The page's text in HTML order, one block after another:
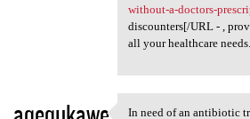
without-a-doctors-
discounters[/URL - ,
all your healthcare needs.
In need of an antibiotic